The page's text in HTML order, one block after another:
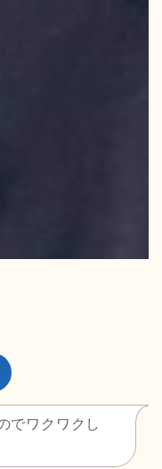
でワクワクし